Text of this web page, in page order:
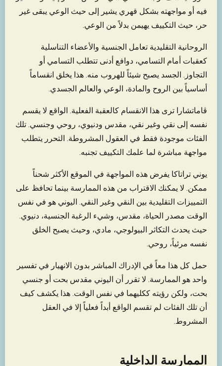
فيه أو مواجهته بشكل قهري يشير إلى حيث الوعي يبقى غير
حر، حيث التكييف يهيمن بدلاً من الوعي.
الروحانية التقليدية تعامل الجنسية والأعضاء التناسلية
كعقبات أمام التسامي، دوافع أدنى تتطلب التسامي أو
التجاوز. الجسد يصبح شيئاً للهروب منه. هذا يخلق انقساماً
أساسياً بين الروح والمادة، الوعي والعالم الجسدي.
ڤاماتشارا ترى هذا الانقسام كالعقبة الفعلية. الواقع لا يقسم
نفسه إلى نقي وغير نقي، مقدس ودنيوي، روحي وجنسي. تلك
الفئات موجودة فقط في العقول المشروطة. التحرر يتطلب
مواجهة مباشرة لما علمك التكييف تجنبه.
يوني تراتاكا يفرض هذه المواجهة في الموقع الأكثر شحناً
ممكن. لا يمكنك الاقتراب من هذه الممارسة بينما تحافظ على
التمييزات التقليدية بين النقي وغير النقي. اليوني هو في نفس
الوقت مصدر الحياة، مقدس، وشيء الرغبة الجنسية، دنيوي.
حيث يحدث التكاثر البيولوجي، مادي، وحيث يصبح الخلق
نفسه مرئياً، روحي.
حمل كل هذا معاً في الإدراك المباشر بدون الانهيار في تفسير
واحد هو الممارسة. لا تقرر أن اليوني مقدس بحت أو جنسي
بحت، ولكن رؤيته ككليهما في نفس الوقت. هذا يكشف كيف
أن تلك الفئات لم تقسم الواقع أبداً فعلياً إلا في العقل
المشروط.
الممارسة الداخلية